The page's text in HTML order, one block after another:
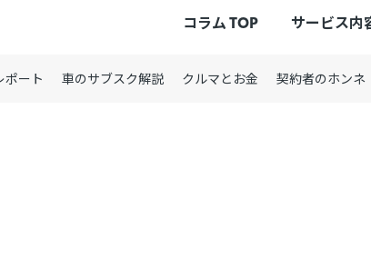
コラム TOP サービス内
ポート 車のサブスク解説 クルマとお金 契約者のホンネ